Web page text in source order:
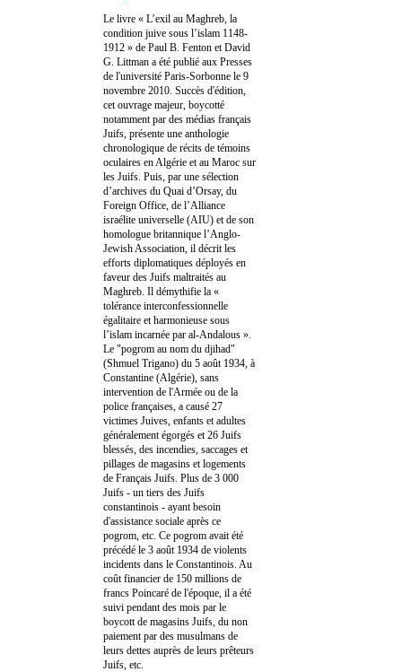
Le livre « L’exil au Maghreb, la
condition juive sous l’islam 1148-
1912 » de Paul B. Fenton et David
G. Littman a été publié aux Presses
de l'université Paris-Sorbonne le 9
novembre 2010. Succès d'édition,
cet ouvrage majeur, boycotté
notamment par des médias français
Juifs, présente une anthologie
chronologique de récits de témoins
oculaires en Algérie et au Maroc sur
les Juifs. Puis, par une sélection
d’archives du Quai d’Orsay, du
Foreign Office, de l’Alliance
israélite universelle (AIU) et de son
homologue britannique l’Anglo-
Jewish Association, il décrit les
efforts diplomatiques déployés en
faveur des Juifs maltraités au
Maghreb. Il démythifie la «
tolérance interconfessionnelle
égalitaire et harmonieuse sous
l’islam incarnée par al-Andalous ».
Le "pogrom au nom du djihad"
(Shmuel Trigano) du 5 août 1934, à
Constantine (Algérie), sans
intervention de l'Armée ou de la
police françaises, a causé 27
victimes Juives, enfants et adultes
généralement égorgés et 26 Juifs
blessés, des incendies, saccages et
pillages de magasins et logements
de Français Juifs. Plus de 3 000
Juifs - un tiers des Juifs
constantinois - ayant besoin
d'assistance sociale après ce
pogrom, etc. Ce pogrom avait été
précédé le 3 août 1934 de violents
incidents dans le Constantinois. Au
coût financier de 150 millions de
francs Poincaré de l'époque, il a été
suivi pendant des mois par le
boycott de magasins Juifs, du non
paiement par des musulmans de
leurs dettes auprès de leurs prêteurs
Juifs, etc.